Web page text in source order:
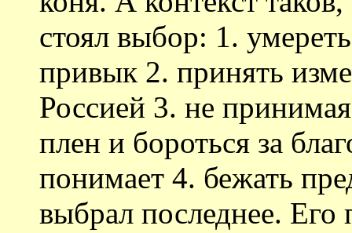
стоял выбор: 1.
привык 2. принять
Россией 3. не
плен и бороться за
понимает 4. бежать
выбрал последнее.